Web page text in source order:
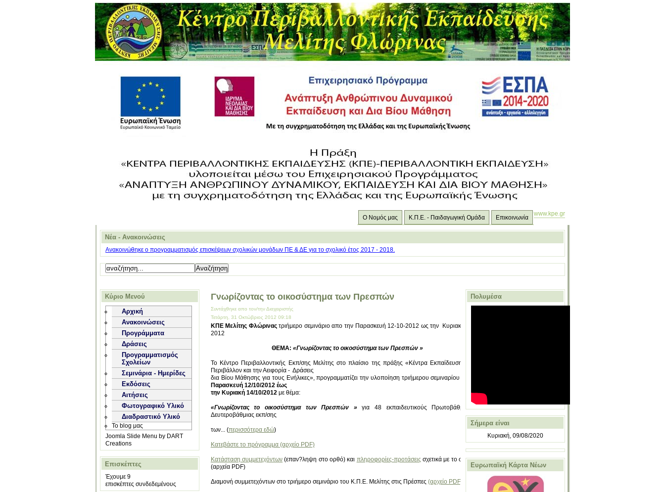
www.kpe.gr
Επικοινωνία
Κ.Π.Ε. - Παιδαγωγική Ομάδα
Ο Νομός μας
Νέα - Ανακοινώσεις
Ανακοινώθηκε ο προγραμματισμός επισκέψεων σχολικών μονάδων ΠΕ & ΔΕ για το σχολικό έτος 2017 - 2018.
Κύριο Μενού
Αρχική
Ανακοινώσεις
Προγράμματα
Δράσεις
Προγραμματισμός
Σχολείων
Σεμινάρια - Ημερίδες
Εκδόσεις
Αιτήσεις
Φωτογραφικό Υλικό
Διαδραστικό Υλικό
Το blog μας
Joomla Slide Menu by DART
Creations
Επισκέπτες
Έχουμε 9
επισκέπτες συνδεδεμένους
Γνωρίζοντας το οικοσύστημα των Πρεσπών
Συντάχθηκε απο τον/την Διαχειριστής
Τετάρτη, 31 Οκτώβριος 2012 09:18
ΚΠΕ Μελίτης Φλώριναςτριήμερο σεμινάριο απο την Παρασκευή 12-10-2012 ως την Κυριακή 14-10-
2012
ΘΕΜΑ: «Γνωρίζοντας το οικοσύστημα των Πρεσπών »
Το Κέντρο Περιβαλλοντικής Εκπ/σης Μελίτης στο πλαίσιο της πράξης «Κέντρα Εκπαίδευσης για το
Περιβάλλον και την Αειφορία - Δράσεις
δια Βίου Μάθησης για τους Ενήλικες», προγραμματίζει την υλοποίηση τριήμερου σεμιναρίου
Παρασκευή 12/10/2012 έως
την Κυριακή 14/10/2012 με θέμα:
«Γνωρίζοντας το οικοσύστημα των Πρεσπών »για 48 εκπαιδευτικούς Πρωτοβάθμιας και
Δευτεροβάθμιας εκπ/σης
των... (περισσότερα εδώ)
Κατεβάστε το πρόγραμμα (αρχείο PDF)
Κατάσταση συμμετεχόντων (επαν?ληψη στο ορθό) και πληροφορίες-προτάσεις σχετικά με το σεμινάριο
(αρχεία PDF)
Διαμονή συμμετεχόντων στο τριήμερο σεμινάριο του Κ.Π.Ε. Μελίτης στις Πρέσπες (αρχείο PDF)
Πολυμέσα
Σήμερα είναι
Κυριακή, 09/08/2020
Ευρωπαϊκή Κάρτα Νέων